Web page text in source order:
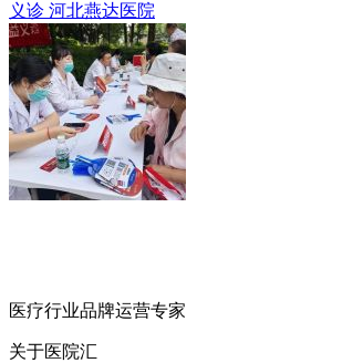
义诊 河北燕达医院
医疗行业品牌运营专家
关于医院汇